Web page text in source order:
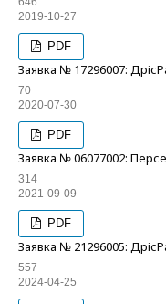
2019-10-27
PDF
Заявка № 17296007:
70
2020-07-30
PDF
Заявка № 06077002:
314
2021-09-09
PDF
Заявка № 21296005:
557
2024-04-25